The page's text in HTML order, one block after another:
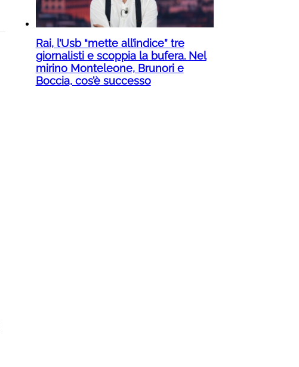
Rai, l’Usb “mette all’indice” tre
giornalisti e scoppia la bufera. Nel
mirino Monteleone, Brunori e
Boccia, cos’è successo